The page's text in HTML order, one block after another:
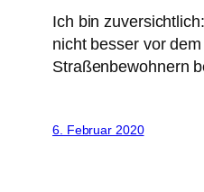
Ich bin
nicht besser vor
Straßenbewohnern
6. Februar 2020